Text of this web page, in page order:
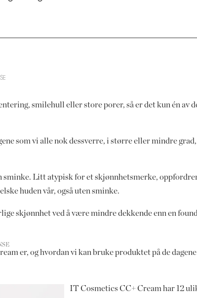
smilehull eller store porer, så er det kun én av
som vi alle nok dessverre, i større eller mindre
sminke. Litt atypisk for et skjønnhetsmerke,
huden vår, også uten sminke.
skjønnhet ved å være mindre dekkende enn en
er, og hvordan vi kan bruke produktet på de
IT Cosmetics CC+ Cream har 12